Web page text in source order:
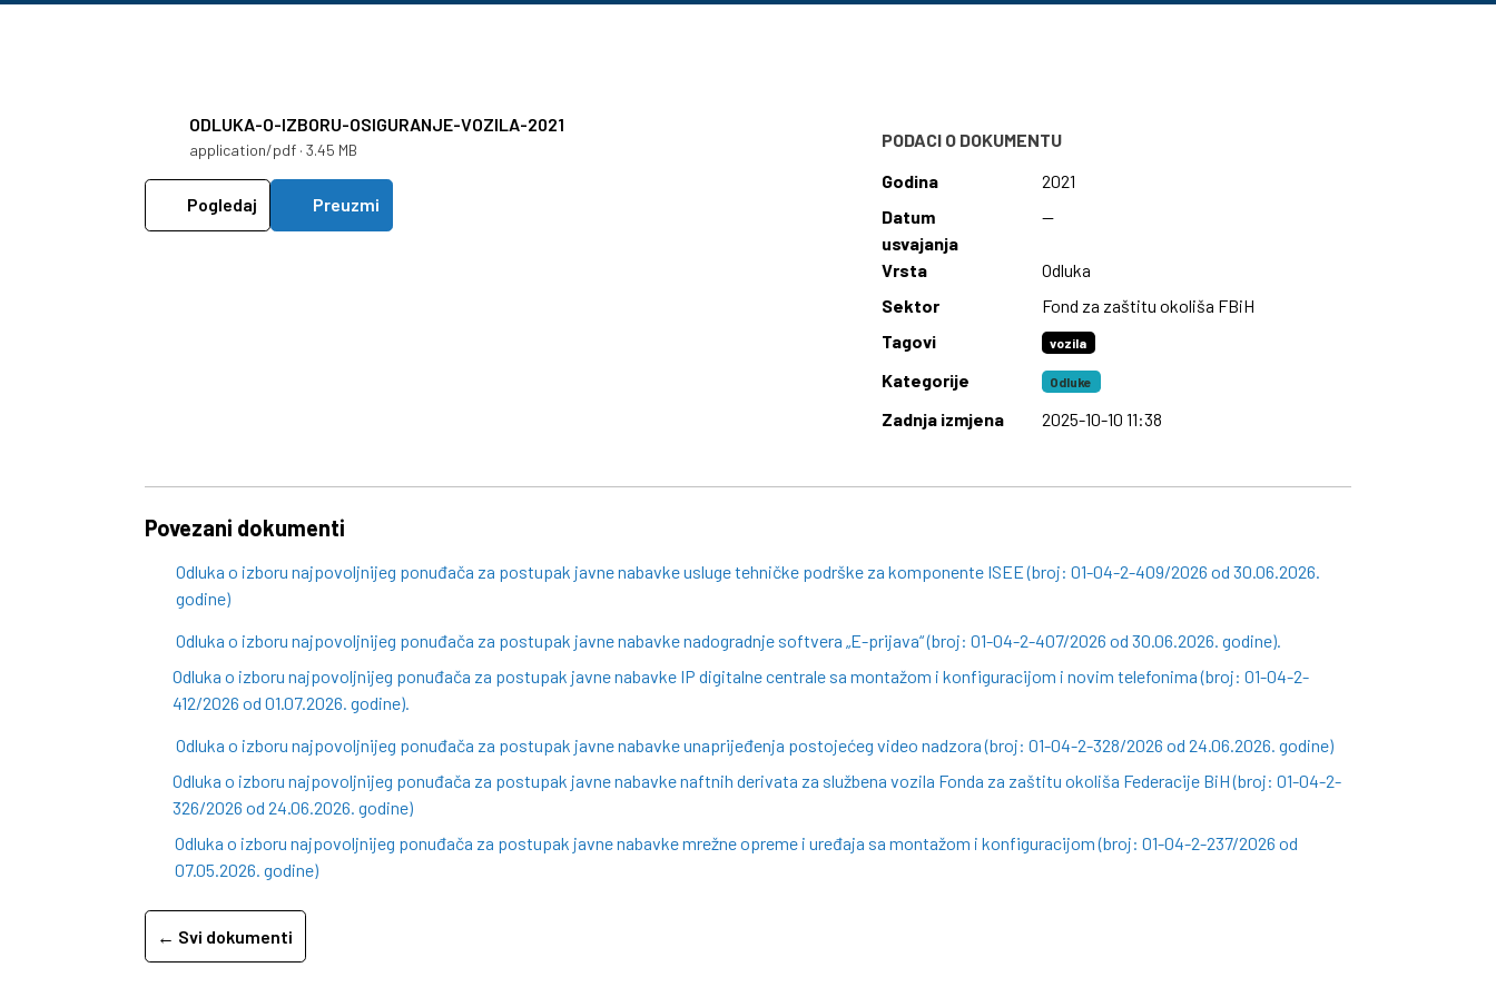
ODLUKA-O-IZBORU-OSIGURANJE-VOZILA-2021
application/pdf · 3.45 MB
Pogledaj Preuzmi
PODACI O DOKUMENTU
Godina
2021
Datum
usvajanja
—
Vrsta
Odluka
Sektor
Fond za zaštitu okoliša FBiH
Tagovi
vozila
Kategorije Odluke
Zadnja izmjena 2025-10-10 11:38
Povezani dokumenti
Odluka o izboru najpovoljnijeg ponuđača za postupak javne nabavke usluge tehničke podrške za komponente ISEE (broj: 01-04-2-409/2026 od 30.06.2026.
godine)
Odluka o izboru najpovoljnijeg ponuđača za postupak javne nabavke nadogradnje softvera „E-prijava“ (broj: 01-04-2-407/2026 od 30.06.2026. godine).
Odluka o izboru najpovoljnijeg ponuđača za postupak javne nabavke IP digitalne centrale sa montažom i konfiguracijom i novim telefonima (broj: 01-04-2-
412/2026 od 01.07.2026. godine).
Odluka o izboru najpovoljnijeg ponuđača za postupak javne nabavke unaprijeđenja postojećeg video nadzora (broj: 01-04-2-328/2026 od 24.06.2026. godine)
Odluka o izboru najpovoljnijeg ponuđača za postupak javne nabavke naftnih derivata za službena vozila Fonda za zaštitu okoliša Federacije BiH (broj: 01-04-2-
326/2026 od 24.06.2026. godine)
Odluka o izboru najpovoljnijeg ponuđača za postupak javne nabavke mrežne opreme i uređaja sa montažom i konfiguracijom (broj: 01-04-2-237/2026 od
07.05.2026. godine)
← Svi dokumenti